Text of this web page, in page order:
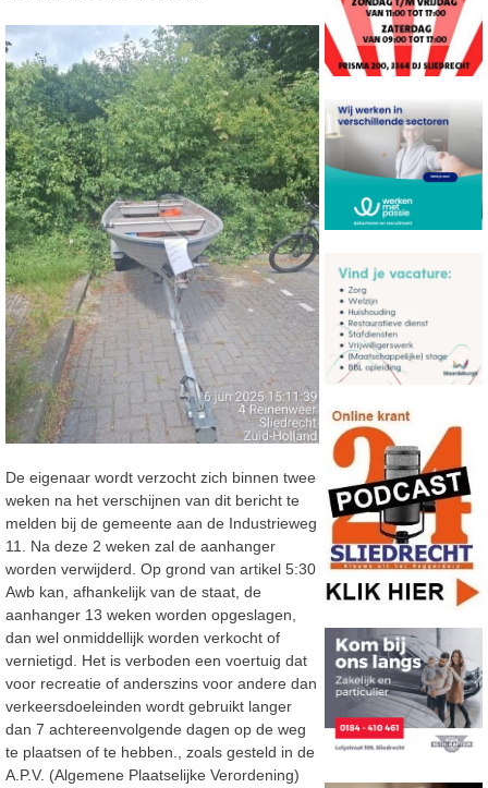
De eigenaar wordt verzocht zich binnen twee
weken na het verschijnen van dit bericht te
melden bij de gemeente aan de Industrieweg
11. Na deze 2 weken zal de aanhanger
worden verwijderd. Op grond van artikel 5:30
Awb kan, afhankelijk van de staat, de
aanhanger 13 weken worden opgeslagen,
dan wel onmiddellijk worden verkocht of
vernietigd. Het is verboden een voertuig dat
voor recreatie of anderszins voor andere dan
verkeersdoeleinden wordt gebruikt langer
dan 7 achtereenvolgende dagen op de weg
te plaatsen of te hebben., zoals gesteld in de
A.P.V. (Algemene Plaatselijke Verordening)